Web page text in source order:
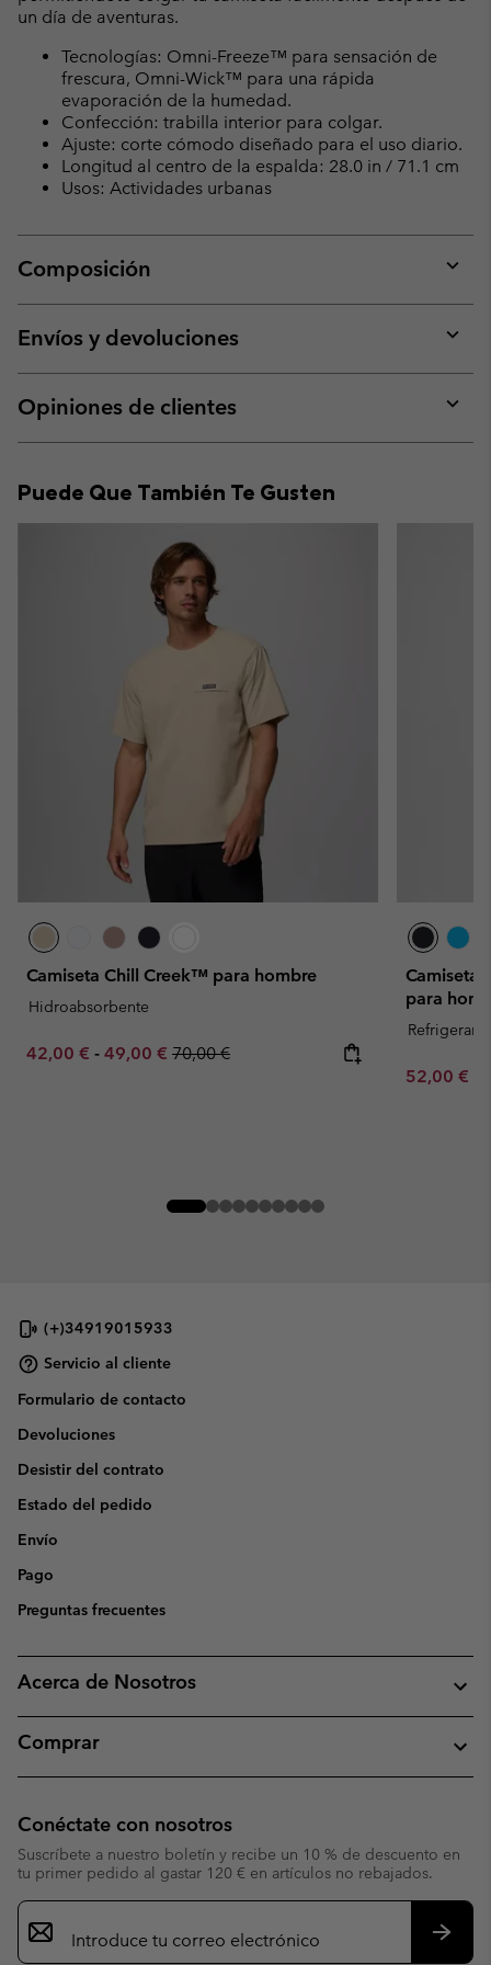
un día de aventuras.
Tecnologías: Omni-Freeze™ para sensación de
frescura, Omni-Wick™ para una rápida
evaporación de la humedad.
Confección: trabilla interior para colgar.
Ajuste: corte cómodo diseñado para el uso diario.
Longitud al centro de la espalda: 28.0 in / 71.1 cm
Usos: Actividades urbanas
Composición
or
Envíos y devoluciones
or
Opiniones de clientes
or
Puede Que También Te Gusten
Camiseta Chill Creek™ para hombre
Hidroabsorbente
Minimum sale price:
42,00 € - Maximum sale price:
49,00 € Regular price:
70,00 €
Camiseta
para
Minimum
52,00 €
(+)34919015933
Servicio al cliente
Formulario de contacto
Devoluciones
Desistir del contrato
Estado del pedido
Envío
Pago
Preguntas frecuentes
Acerca de Nosotros
Comprar
Conéctate con nosotros
Suscríbete a nuestro boletín y recibe un 10 % de descuento en
tu primer pedido al gastar 120 € en artículos no rebajados.
Suscripción
de
correo